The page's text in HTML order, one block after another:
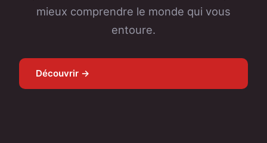
mieux comprendre le monde qui vous
entoure.
Découvrir →